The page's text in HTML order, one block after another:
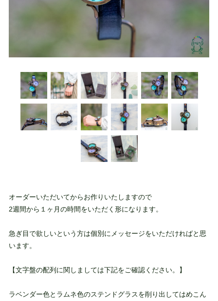
オーダーいただいてからお作りいたしますので
2週間から１ヶ月の時間をいただく形になります。
急ぎ目で欲しいという方は個別にメッセージをいただければと思
います。
【文字盤の配列に関しましては下記をご確認ください。】
ラベンダー色とラムネ色のステンドグラスを削り出してはめこん